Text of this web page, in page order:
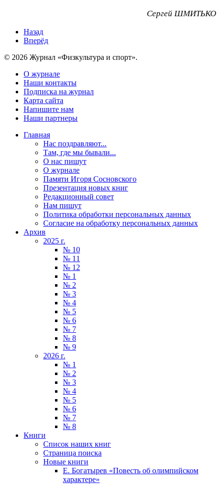
Сергей ШМИТЬКО
Назад
Вперёд
© 2026 Журнал «Физкультура и спорт».
О журнале
Наши контакты
Подписка на журнал
Карта сайта
Напишите нам
Наши партнеры
Главная
Нас поздравляют...
Там, где мы бывали...
О нас пишут
О журнале
Памяти Игоря Сосновского
Презентация новых книг
Редакционный совет
Нам пишут
Политика обработки персональных данных
Согласие на обработку персональных данных
Архив
2025 г.
№ 10
№ 11
№ 12
№ 1
№ 2
№ 3
№ 4
№ 5
№ 6
№ 7
№ 8
№ 9
2026 г.
№ 1
№ 2
№ 3
№ 4
№ 5
№ 6
№ 7
№ 8
Книги
Список наших книг
Страница поиска
Новые книги
Е. Богатырев «Повесть об олимпийском
характере»